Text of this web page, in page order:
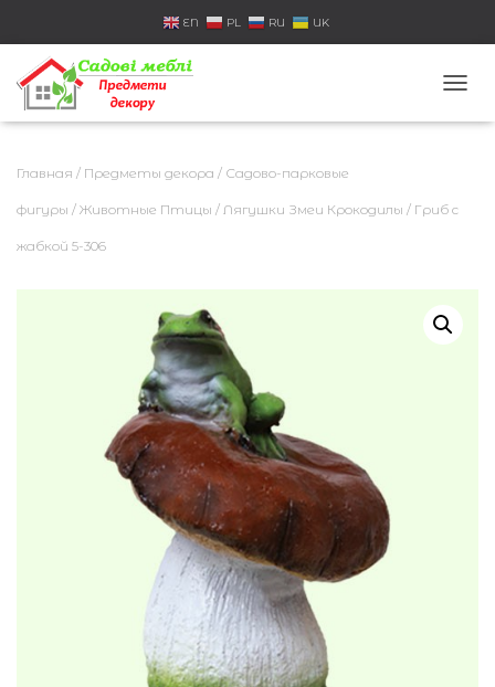
EN PL RU UK
Е
Л
Т
Ь
Н
Главная / Предметы декора / Садово-парковые
фигуры / Животные Птицы / Лягушки Змеи Крокодилы / Гриб с
жабкой 5-306